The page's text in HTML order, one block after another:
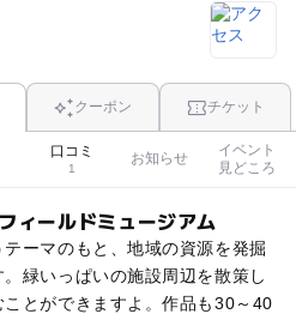
クーポン チケット
口コミ
1
お知らせ
イベント
見どころ
ィールドミュージアム
テーマのもと、地域の資源を発掘
緑いっぱいの施設周辺を散策し
とができますよ。作品も30～40